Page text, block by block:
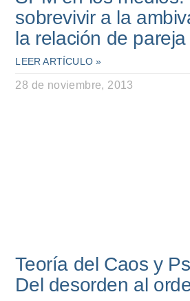
sobrevivir a la
la relación de pareja
LEER ARTÍCULO »
28 de noviembre, 2013
Teoría del Caos y
Del desorden al